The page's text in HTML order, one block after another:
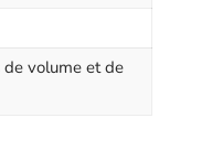
volume et de